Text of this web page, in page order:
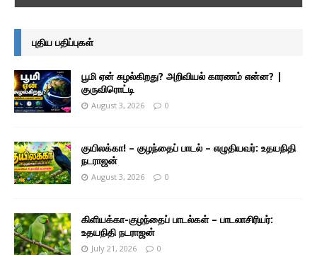
புதிய பதிப்புகள்
பூமி ஏன் சுழல்கிறது? அறிவியல் காரணம் என்ன? |
குருவிரொட்டி
August 3, 2026 0
குயிலக்கா! – குழந்தைப் பாடல் – எழுதியவர்: உதயநிதி
நடராஜன்
August 3, 2026 0
கிளியக்கா-குழந்தைப் பாடல்கள் – பாடலாசிரியர்:
உதயநிதி நடராஜன்
July 21, 2026 0